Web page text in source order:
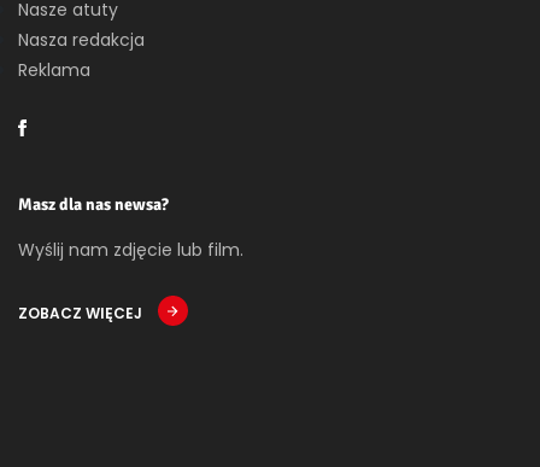
Nasze atuty
Nasza redakcja
Reklama
Masz dla nas newsa?
Wyślij nam zdjęcie lub film.
ZOBACZ WIĘCEJ